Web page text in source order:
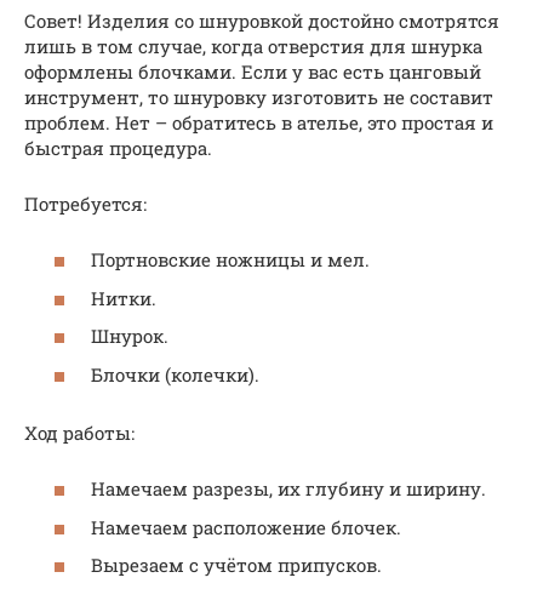
Совет! Изделия со шнуровкой достойно смотрятся
лишь в том случае, когда отверстия для шнурка
оформлены блочками. Если у вас есть цанговый
инструмент, то шнуровку изготовить не составит
проблем. Нет – обратитесь в ателье, это простая и
быстрая процедура.
Потребуется:
Портновские ножницы и мел.
Нитки.
Шнурок.
Блочки (колечки).
Ход работы:
Намечаем разрезы, их глубину и ширину.
Намечаем расположение блочек.
Вырезаем с учётом припусков.